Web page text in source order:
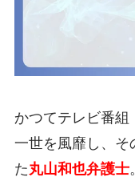
かつてテレビ番
一世を風靡し、そ
た丸山和也弁護士